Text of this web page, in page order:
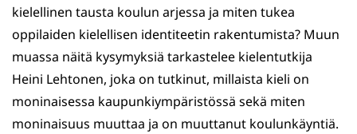
kielellinen tausta koulun arjessa ja miten tukea
oppilaiden kielellisen identiteetin rakentumista? Muun
muassa näitä kysymyksiä tarkastelee kielentutkija
Heini Lehtonen, joka on tutkinut, millaista kieli on
moninaisessa kaupunkiympäristössä sekä miten
moninaisuus muuttaa ja on muuttanut koulunkäyntiä.